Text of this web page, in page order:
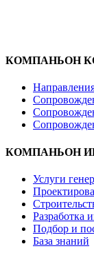
КОМПАНЬОН
КОМПАНЬОН
Услуги
Разработка
Подбор и
База знаний